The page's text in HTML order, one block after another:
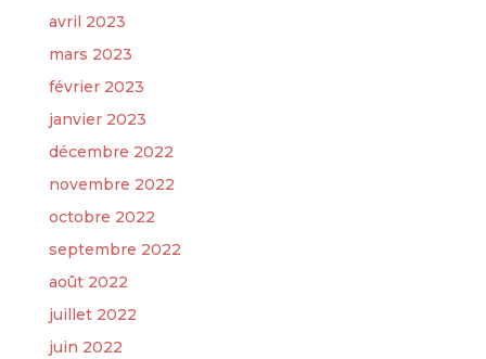
avril 2023
mars 2023
février 2023
janvier 2023
décembre 2022
novembre 2022
octobre 2022
septembre 2022
août 2022
juillet 2022
juin 2022